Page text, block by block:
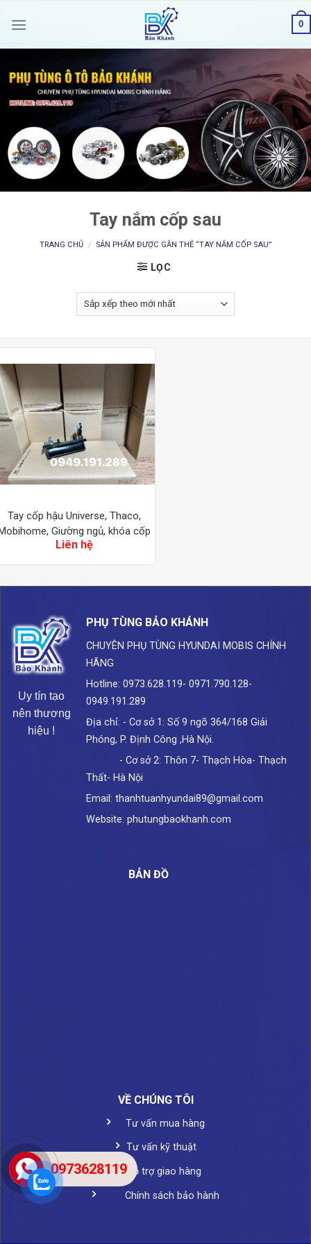
0
Tay nắm cốp sau
TRANG CHỦ / SẢN PHẨM ĐƯỢC GẮN THẺ “TAY NẮM CỐP SAU”
LỌC
Tay cốp hậu Universe, Thaco,
Giường ngủ, khóa cốp
sau cốp vũ trụ, Thaco,
Mobihome, Giường chính hãng
Liên hệ
Uy tín tạo
nên thương
hiệu !
PHỤ TÙNG BẢO KHÁNH
CHUYÊN PHỤ TÙNG HYUNDAI MOBIS CHÍNH
HÃNG
Hotline: 0973.628.119- 0971.790.128-
0949.191.289
Địa chỉ: - Cơ sở 1: Số 9 ngõ 364/168 Giải
Phóng, P. Định Công ,Hà Nội.
- Cơ sở 2: Thôn 7- Thạch Hòa- Thạch
Thất- Hà Nội
Email: thanhtuanhyundai89@gmail.com
Website: phutungbaokhanh.com
BẢN ĐỒ
VỀ CHÚNG TÔI
Tư vấn mua hàng
Tư vấn kỹ thuật
Hỗ trợ giao hàng
Chính sách bảo hành
0973628119